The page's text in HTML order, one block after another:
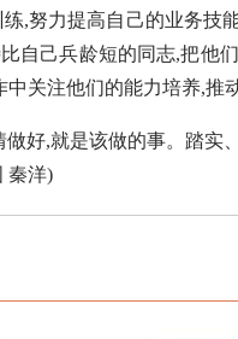
力提高自己的业务技
自己兵龄短的同志,把他
关注他们的能力培养,推
,就是该做的事。踏实
秦洋)